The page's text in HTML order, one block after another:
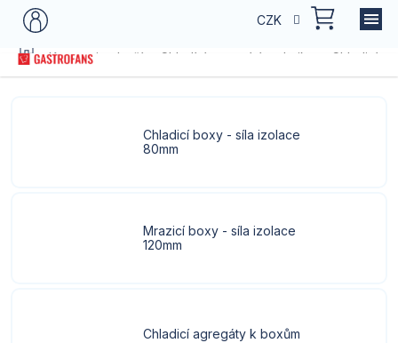
Přejít
CZK
Domů
Kategorie zboží Chladící a mrazící technika Chladicí a
Chladicí boxy - síla izolace
80mm
Mrazicí boxy - síla izolace
120mm
Chladicí agregáty k boxům